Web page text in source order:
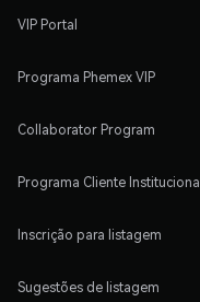
VIP Portal
Programa Phemex VIP
Collaborator Program
Programa Cliente Institucional
Inscrição para listagem
Sugestões de listagem